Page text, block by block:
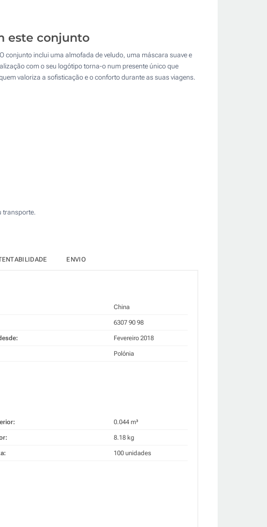
Atualizar
este conjunto
conjunto inclui uma almofada de veludo, uma máscara suave e
com o seu logótipo torna-o num presente único que
valoriza a sofisticação e o conforto durante as suas viagens.
transporte.
ENVIO
China
6307 90 98
Fevereiro 2018
Polónia
0.044 m³
8.18 kg
100 unidades